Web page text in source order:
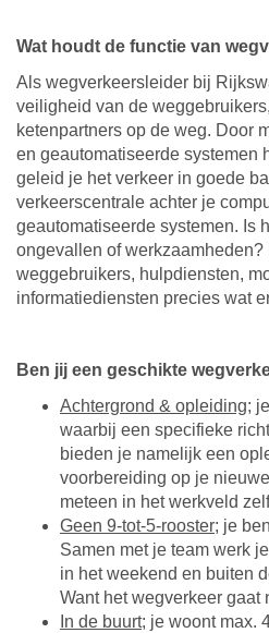
Wat houdt de functie van
Als wegverkeersleider bij
veiligheid van de
ketenpartners op de weg. Door
en geautomatiseerde systemen
geleid je het verkeer in goede
verkeerscentrale achter je
geautomatiseerde systemen. Is
ongevallen of
weggebruikers, hulpdiensten,
informatiediensten precies wat
Ben jij een geschikte
Achtergrond & opleiding;
waarbij een specifieke
bieden je namelijk een
voorbereiding op je
meteen in het werkveld
Geen 9-tot-5-rooster; je
Samen met je team werk
in het weekend en buiten
Want het wegverkeer gaat
In de buurt; je woont max.